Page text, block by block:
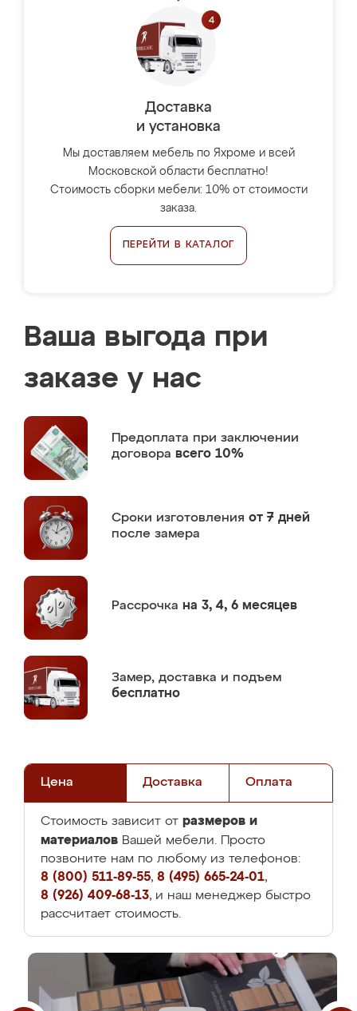
Доставка
и установка
Мы доставляем мебель по Яхроме и всей
Московской области бесплатно!
Стоимость сборки мебели: 10% от стоимости
заказа.
ПЕРЕЙТИ В КАТАЛОГ
Ваша выгода при
заказе у нас
Предоплата при заключении
договора всего 10%
Сроки изготовления от 7 дней
после замера
Рассрочка на 3, 4, 6 месяцев
Замер, доставка и подъем
бесплатно
Цена Доставка Оплата
Стоимость зависит от размеров и
материалов Вашей мебели. Просто
позвоните нам по любому из телефонов:
8 (800) 511-89-55, 8 (495) 665-24-01,
8 (926) 409-68-13, и наш менеджер быстро
рассчитает стоимость.